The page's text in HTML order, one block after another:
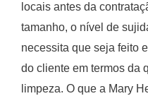
locais antes da
tamanho, o nível de
necessita que seja feito
do cliente em termos da
limpeza. O que a Mary